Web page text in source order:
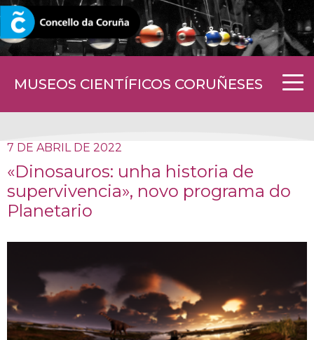
MUSEOS CIENTÍFICOS CORUÑESES
CORUNA.GAL
7 DE ABRIL DE 2022
«Dinosauros: unha historia de
supervivencia», novo programa do
Planetario